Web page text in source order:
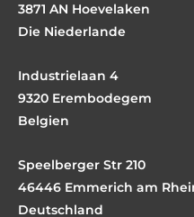
3871 AN Hoevelaken
Die Niederlande
Industrielaan 4
9320 Erembodegem
Belgien
Speelberger Str 210
46446 Emmerich am
Deutschland